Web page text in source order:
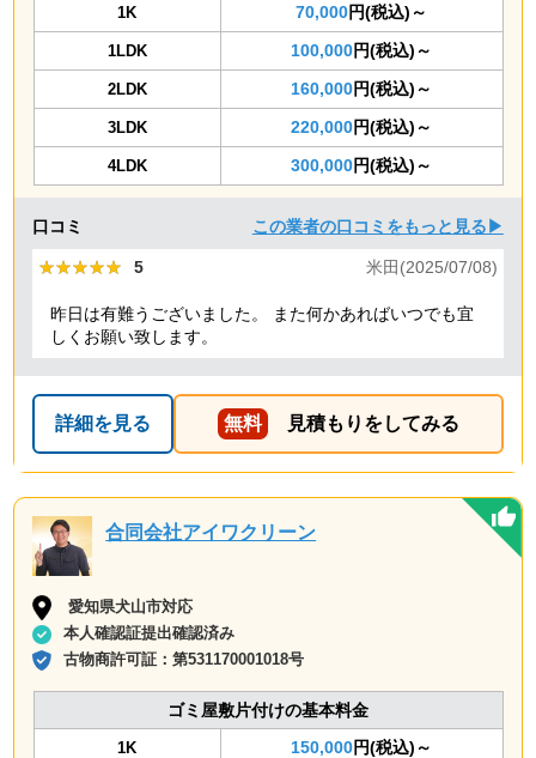
1K 70,000円(税込)～
1LDK 100,000円(税込)～
2LDK 160,000円(税込)～
3LDK 220,000円(税込)～
4LDK 300,000円(税込)～
口コミ この業者の口コミをもっと見る▶
★★★★★
★★★★★ 5 米田(2025/07/08)
昨日は有難うございました。 また何かあればいつでも宜
しくお願い致します。
詳細を見る 無料 見積もりをしてみる
合同会社アイワクリーン
愛知県犬山市対応
本人確認証提出確認済み
古物商許可証：第531170001018号
ゴミ屋敷片付けの基本料金
1K 150,000円(税込)～